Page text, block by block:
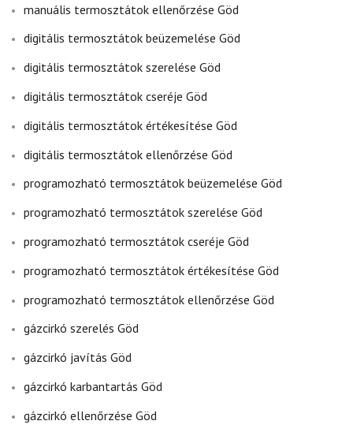
manuális termosztátok ellenőrzése Göd
digitális termosztátok beüzemelése Göd
digitális termosztátok szerelése Göd
digitális termosztátok cseréje Göd
digitális termosztátok értékesítése Göd
digitális termosztátok ellenőrzése Göd
programozható termosztátok beüzemelése Göd
programozható termosztátok szerelése Göd
programozható termosztátok cseréje Göd
programozható termosztátok értékesítése Göd
programozható termosztátok ellenőrzése Göd
gázcirkó szerelés Göd
gázcirkó javítás Göd
gázcirkó karbantartás Göd
gázcirkó ellenőrzése Göd